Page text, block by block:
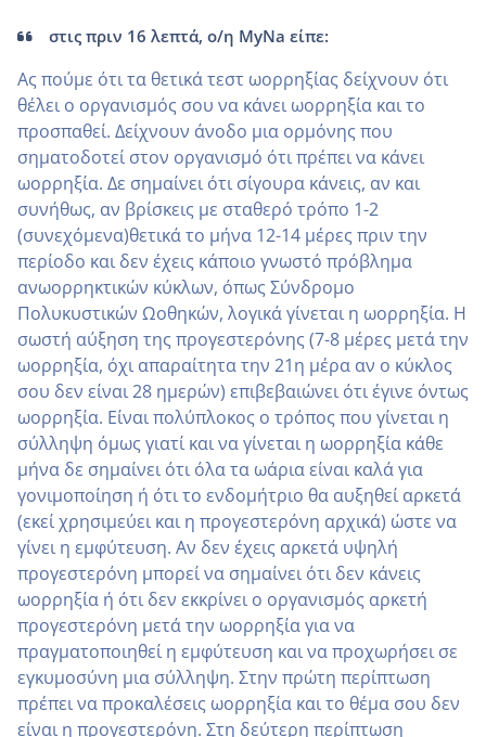
στις πριν 16 λεπτά, ο/η MyNa είπε:
Ας πούμε ότι τα θετικά τεστ ωορρηξίας δείχνουν ότι
θέλει ο οργανισμός σου να κάνει ωορρηξία και το
προσπαθεί. Δείχνουν άνοδο μια ορμόνης που
σηματοδοτεί στον οργανισμό ότι πρέπει να κάνει
ωορρηξία. Δε σημαίνει ότι σίγουρα κάνεις, αν και
συνήθως, αν βρίσκεις με σταθερό τρόπο 1-2
(συνεχόμενα)θετικά το μήνα 12-14 μέρες πριν την
περίοδο και δεν έχεις κάποιο γνωστό πρόβλημα
ανωορρηκτικών κύκλων, όπως Σύνδρομο
Πολυκυστικών Ωοθηκών, λογικά γίνεται η ωορρηξία. Η
σωστή αύξηση της προγεστερόνης (7-8 μέρες μετά την
ωορρηξία, όχι απαραίτητα την 21η μέρα αν ο κύκλος
σου δεν είναι 28 ημερών) επιβεβαιώνει ότι έγινε όντως
ωορρηξία. Είναι πολύπλοκος ο τρόπος που γίνεται η
σύλληψη όμως γιατί και να γίνεται η ωορρηξία κάθε
μήνα δε σημαίνει ότι όλα τα ωάρια είναι καλά για
γονιμοποίηση ή ότι το ενδομήτριο θα αυξηθεί αρκετά
(εκεί χρησιμεύει και η προγεστερόνη αρχικά) ώστε να
γίνει η εμφύτευση. Αν δεν έχεις αρκετά υψηλή
προγεστερόνη μπορεί να σημαίνει ότι δεν κάνεις
ωορρηξία ή ότι δεν εκκρίνει ο οργανισμός αρκετή
προγεστερόνη μετά την ωορρηξία για να
πραγματοποιηθεί η εμφύτευση και να προχωρήσει σε
εγκυμοσύνη μια σύλληψη. Στην πρώτη περίπτωση
πρέπει να προκαλέσεις ωορρηξία και το θέμα σου δεν
είναι η προγεστερόνη. Στη δεύτερη περίπτωση